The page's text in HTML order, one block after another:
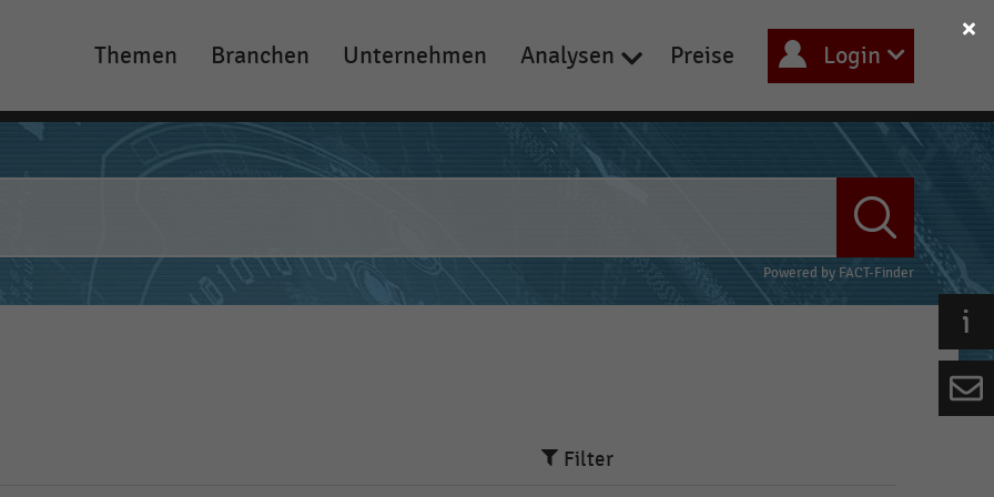
Main
navigation
Themen Branchen Unternehmen Analysen Preise Login
Powered by FACT-Finder
Filter